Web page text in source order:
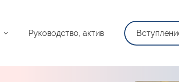
Руководство, актив